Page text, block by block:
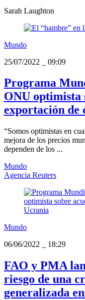
Sarah Laughton
Mundo
25/07/2022
09:09
Programa
ONU optimista
exportación de
“Somos optimistas en
mejora de los precios
dependen de los ...
Mundo
Agencia Reuters
Mundo
06/06/2022
18:29
FAO y PMA
riesgo de una
generalizada